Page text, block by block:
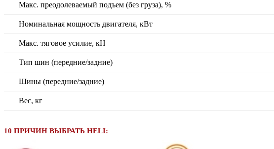
Макс. преодолеваемый подъем (без груза), %
Номинальная мощность двигателя, кВт
Макс. тяговое усилие, кН
Тип шин (передние/задние)
Шины (передние/задние)
Вес, кг
10 ПРИЧИН ВЫБРАТЬ HELI: